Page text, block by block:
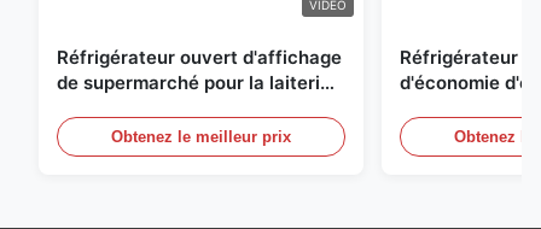
VIDEO
Réfrigérateur ouvert d'affichage
de supermarché pour la laiterie
LED
Obtenez le meilleur prix
Réfrigérateur
d'économie
Obtenez